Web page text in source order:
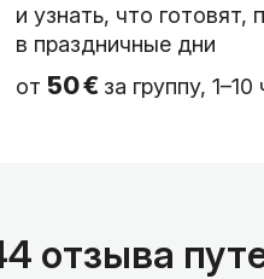
и узнать, что готовят,
в праздничные дни
от 50 € за группу, 1–10
отзыва